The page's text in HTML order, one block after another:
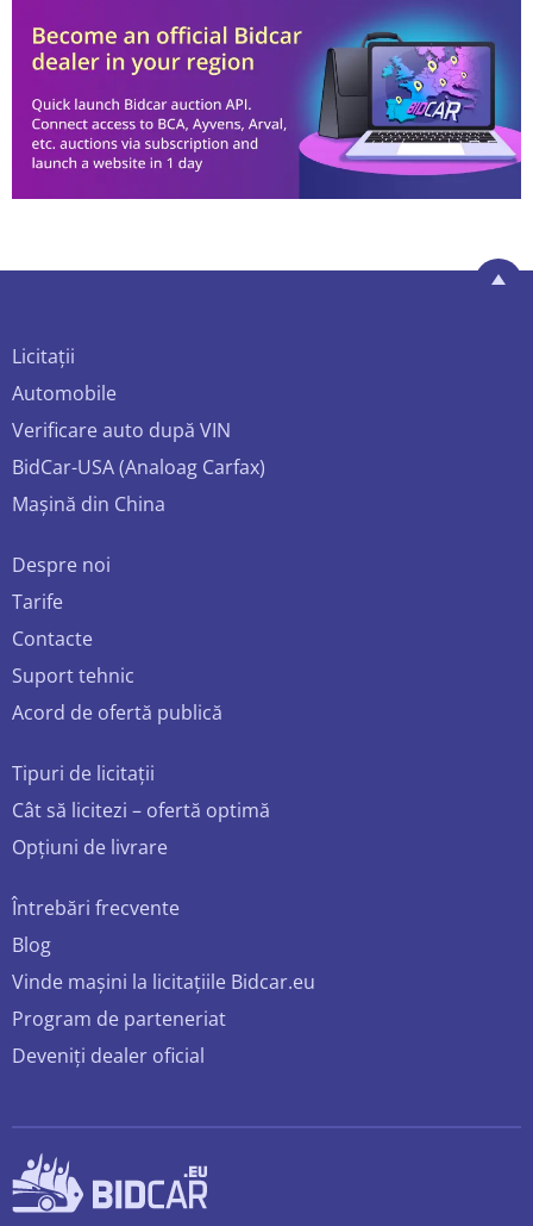
Licitații
Automobile
Verificare auto după VIN
BidCar-USA (Analoag Carfax)
Mașină din China
Despre noi
Tarife
Contacte
Suport tehnic
Acord de ofertă publică
Tipuri de licitații
Cât să licitezi – ofertă optimă
Opțiuni de livrare
Întrebări frecvente
Blog
Vinde mașini la licitațiile Bidcar.eu
Program de parteneriat
Deveniți dealer oficial